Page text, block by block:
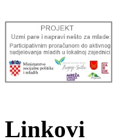
Linkovi